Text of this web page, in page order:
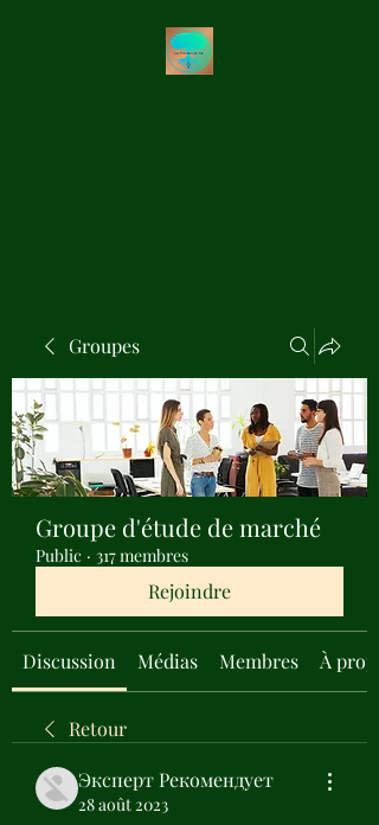
Groupes
Groupe d'étude de marché
Public · 317 membres
Rejoindre
Discussion Médias Membres À
Retour
Эксперт Рекомендует
28 août 2023